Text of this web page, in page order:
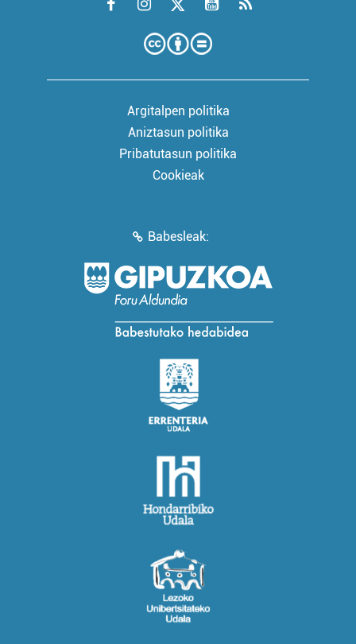
Argitalpen politika
Aniztasun politika
Pribatutasun politika
Cookieak
Babesleak: